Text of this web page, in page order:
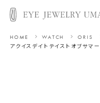
HOME WATCH
ORIS
アクイスデイト テイストオブサマー